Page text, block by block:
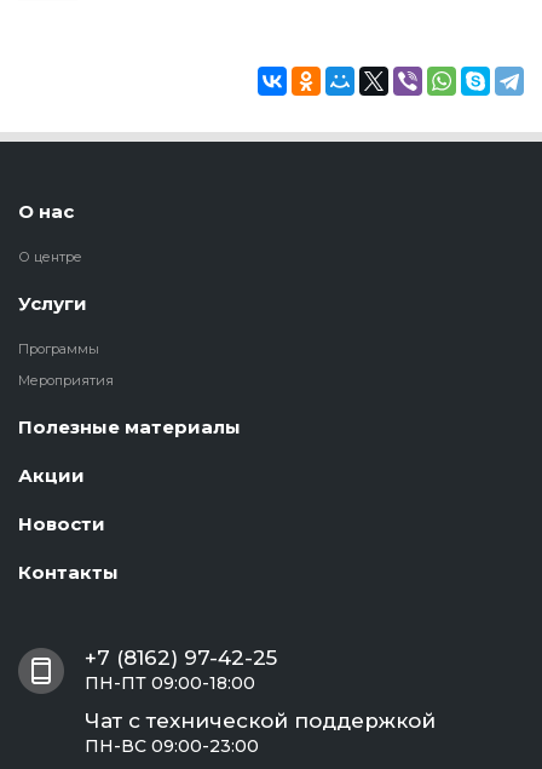
О нас
О центре
Услуги
Программы
Мероприятия
Полезные материалы
Акции
Новости
Контакты
+7 (8162) 97-42-25
ПН-ПТ 09:00-18:00
Чат с технической поддержкой
ПН-ВС 09:00-23:00